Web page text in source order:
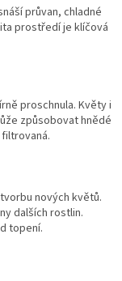
průvan, chladné
prostředí je klíčová
proschnula. Květy i
způsobovat hnědé
nových květů.
dalších rostlin.
topení.